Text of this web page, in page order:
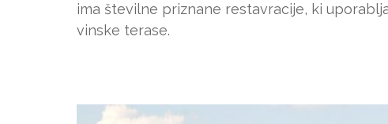
ima številne priznane restavracije, ki
vinske terase.